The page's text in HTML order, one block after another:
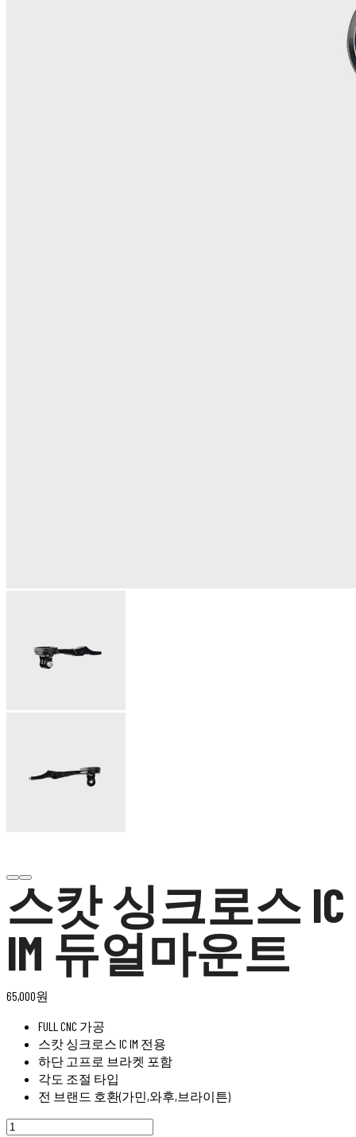
스캇 싱크로스 IC
IM 듀얼마운트
65,000원
FULL CNC 가공
스캇 싱크로스 IC IM 전용
하단 고프로 브라켓 포함
각도 조절 타입
전 브랜드 호환(가민,와후,브라이튼)